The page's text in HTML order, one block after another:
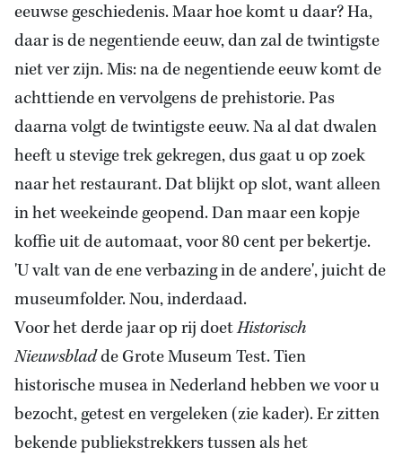
eeuwse geschiedenis. Maar hoe komt u daar? Ha,
daar is de negentiende eeuw, dan zal de twintigste
niet ver zijn. Mis: na de negentiende eeuw komt de
achttiende en vervolgens de prehistorie. Pas
daarna volgt de twintigste eeuw. Na al dat dwalen
heeft u stevige trek gekregen, dus gaat u op zoek
naar het restaurant. Dat blijkt op slot, want alleen
in het weekeinde geopend. Dan maar een kopje
koffie uit de automaat, voor 80 cent per bekertje.
'U valt van de ene verbazing in de andere', juicht de
museumfolder. Nou, inderdaad.
Voor het derde jaar op rij doetHistorisch
Nieuwsbladde Grote Museum Test. Tien
historische musea in Nederland hebben we voor u
bezocht, getest en vergeleken (zie kader). Er zitten
bekende publiekstrekkers tussen als het